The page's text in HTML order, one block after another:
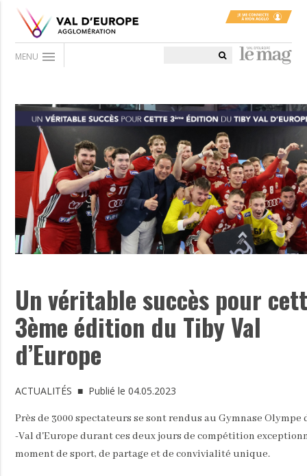
MENU menu
Un véritable succès pour
3ème édition du Tiby Val
d’Europe
ACTUALITÉS ■ Publié le 04.05.2023
Près de 3000 spectateurs se sont rendus au Gymnase Olympe
-Val d'Europe durant ces deux jours de compétition
moment de sport, de partage et de convivialité unique.